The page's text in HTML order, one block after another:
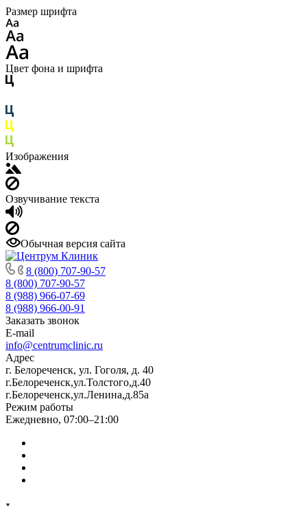
Размер шрифта
Цвет фона и шрифта
Изображения
Озвучивание текста
Обычная версия сайта
8 (800) 707-90-57
8 (800) 707-90-57
8 (988) 966-07-69
8 (988) 966-00-91
Заказать звонок
E-mail
info@centrumclinic.ru
Адрес
г. Белореченск, ул. Гоголя, д. 40
г.Белореченск,ул.Толстого,д.40
г.Белореченск,ул.Ленина,д.85а
Режим работы
Ежедневно, 07:00–21:00